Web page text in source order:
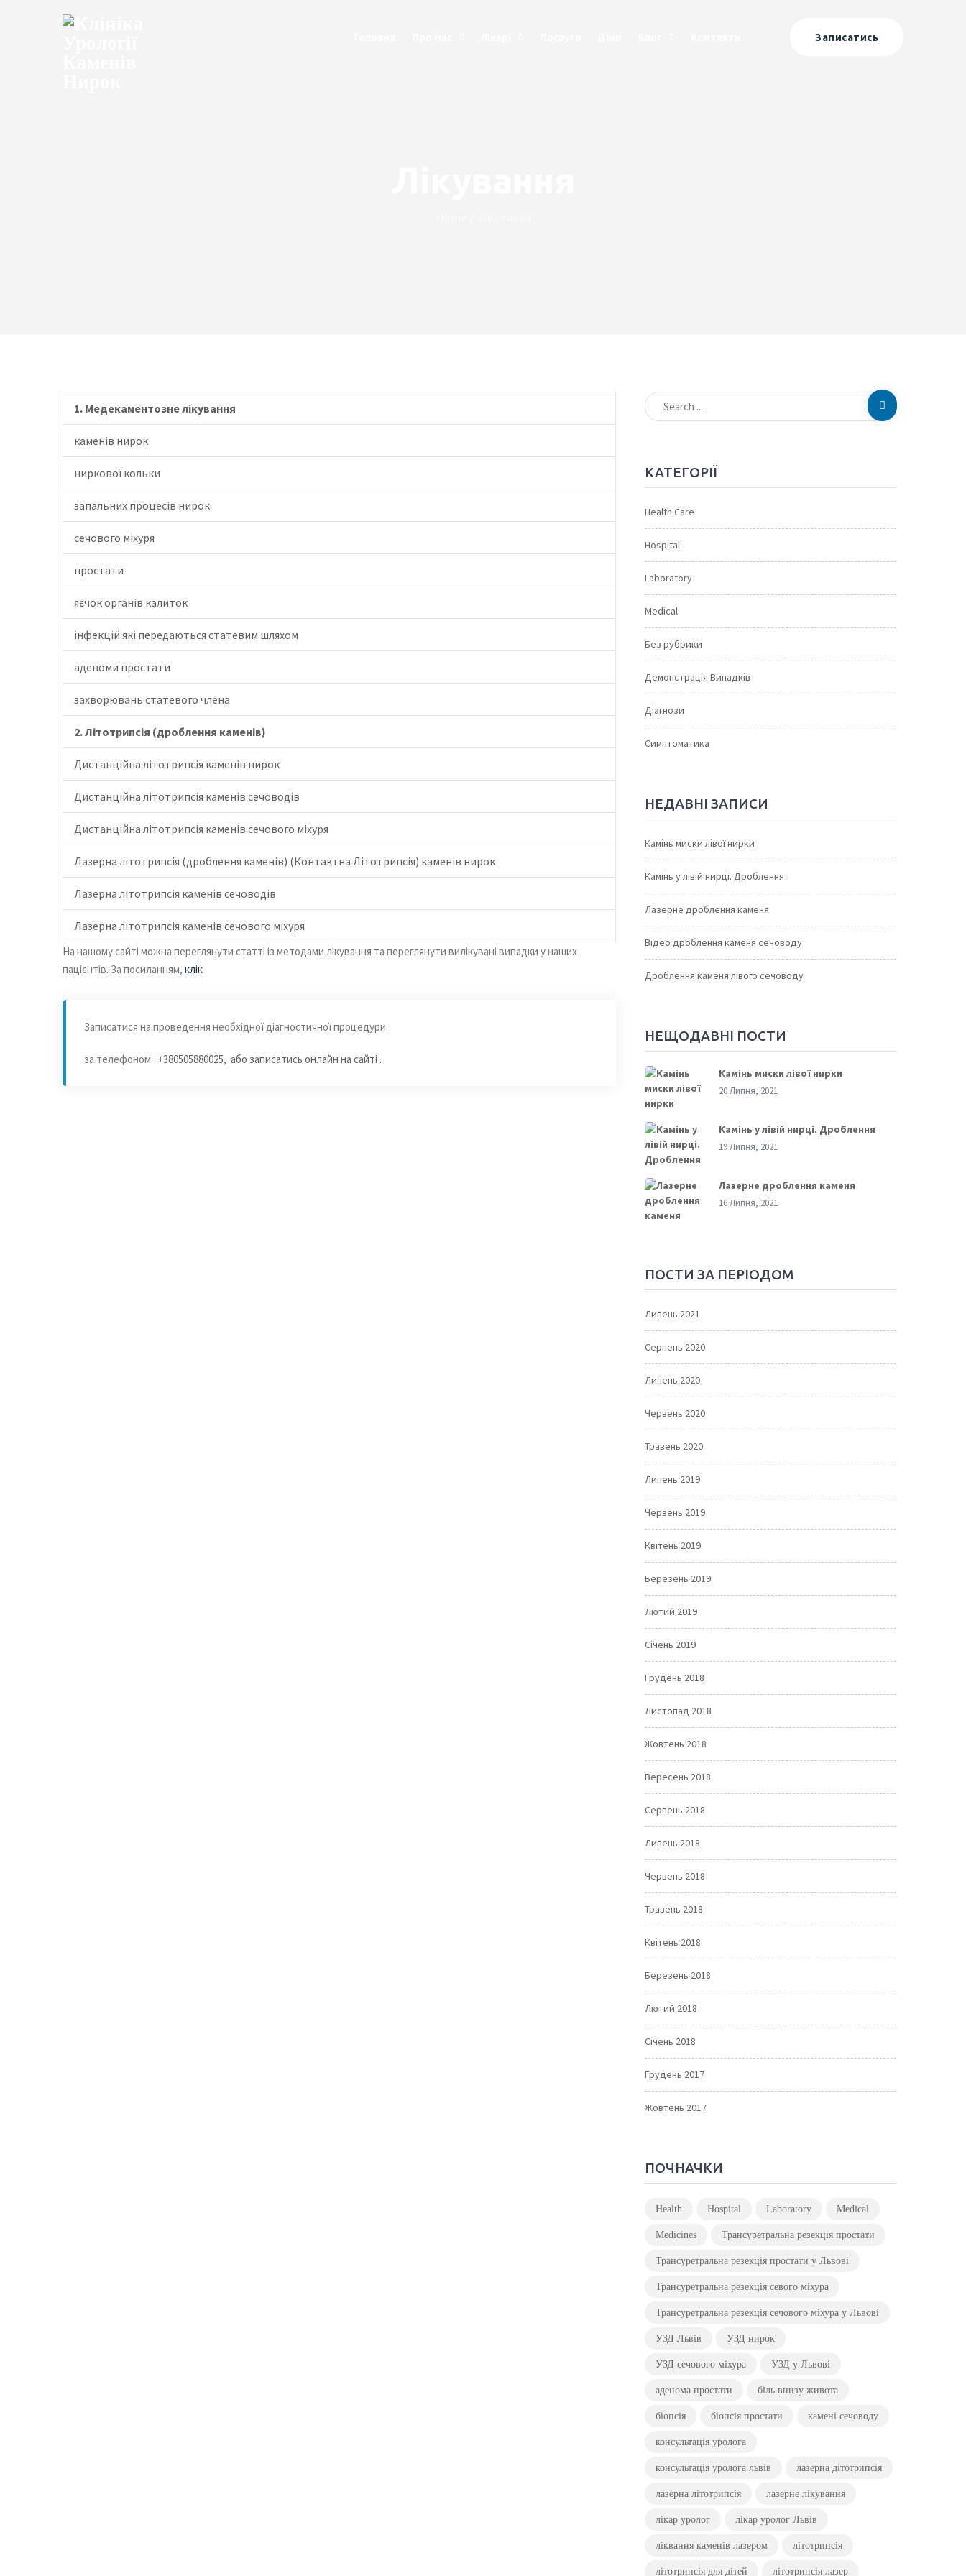
Записатись
1. Медекаментозне лікування
каменів нирок
ниркової кольки
запальних процесів нирок
сечового міхуря
простати
яєчок органів калиток
інфекцій які передаються статевим шляхом
аденоми простати
захворювань статевого члена
2. Літотрипсія (дроблення каменів)
Дистанційна літотрипсія каменів нирок
Дистанційна літотрипсія каменів сечоводів
Дистанційна літотрипсія каменів сечового міхуря
Лазерна літотрипсія (дроблення каменів) (Контактна Літотрипсія) каменів нирок
Лазерна літотрипсія каменів сечоводів
Лазерна літотрипсія каменів сечового міхуря
На нашому сайті можна переглянути статті із методами лікування та переглянути вилікувані випадки у наших
пацієнтів. За посиланням, клік
Записатися на проведення необхідної діагностичної процедури:
за телефоном +380505880025, або записатись онлайн на сайті .
КАТЕГОРІЇ
Health Care
Hospital
Laboratory
Medical
Без рубрики
Демонстрація Випадків
Діагнози
Симптоматика
НЕДАВНІ ЗАПИСИ
Камінь миски лівої нирки
Камінь у лівій нирці. Дроблення
Лазерне дроблення каменя
Відео дроблення каменя сечоводу
Дроблення каменя лівого сечоводу
НЕЩОДАВНІ ПОСТИ
Камінь миски лівої нирки
20 Липня, 2021
Камінь у лівій нирці. Дроблення
19 Липня, 2021
Лазерне дроблення каменя
16 Липня, 2021
ПОСТИ ЗА ПЕРІОДОМ
Липень 2021
Серпень 2020
Липень 2020
Червень 2020
Травень 2020
Липень 2019
Червень 2019
Квітень 2019
Березень 2019
Лютий 2019
Січень 2019
Грудень 2018
Листопад 2018
Жовтень 2018
Вересень 2018
Серпень 2018
Липень 2018
Червень 2018
Травень 2018
Квітень 2018
Березень 2018
Лютий 2018
Січень 2018
Грудень 2017
Жовтень 2017
ПОЧНАЧКИ
Health Hospital Laboratory Medical
Medicines Трансуретральна резекція простати
Трансуретральна резекція простати у Львові
Трансуретральна резекція севого міхура
Трансуретральна резекція сечового міхура у Львові
УЗД Львів УЗД нирок
УЗД сечового міхура УЗД у Львові
аденома простати біль внизу живота
біопсія біопсія простати камені сечоводу
консультація уролога
консультація уролога львів лазерна дітотрипсія
лазерна літотрипсія лазерне лікування
лікар уролог лікар уролог Львів
ліквання каменів лазером літотрипсія
літотрипсія для дітей літотрипсія лазер